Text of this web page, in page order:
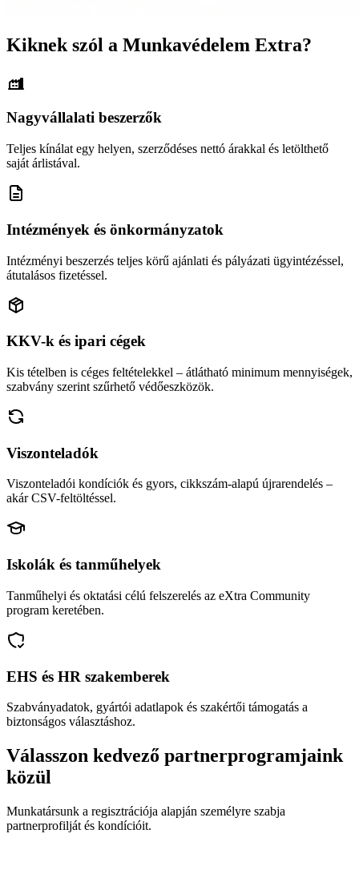
Kiknek szól a Munkavédelem Extra?
Nagyvállalati beszerzők
Teljes kínálat egy helyen, szerződéses nettó árakkal és letölthető
saját árlistával.
Intézmények és önkormányzatok
Intézményi beszerzés teljes körű ajánlati és pályázati ügyintézéssel,
átutalásos fizetéssel.
KKV-k és ipari cégek
Kis tételben is céges feltételekkel – átlátható minimum mennyiségek,
szabvány szerint szűrhető védőeszközök.
Viszonteladók
Viszonteladói kondíciók és gyors, cikkszám-alapú újrarendelés –
akár CSV-feltöltéssel.
Iskolák és tanműhelyek
Tanműhelyi és oktatási célú felszerelés az eXtra Community
program keretében.
EHS és HR szakemberek
Szabványadatok, gyártói adatlapok és szakértői támogatás a
biztonságos választáshoz.
Válasszon kedvező partnerprogramjaink
közül
Munkatársunk a regisztrációja alapján személyre szabja
partnerprofilját és kondícióit.